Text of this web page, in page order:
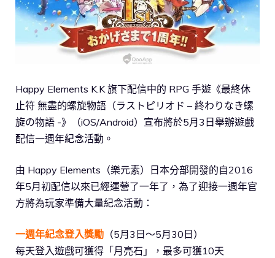
Happy Elements K.K 旗下配信中的 RPG 手遊《最終休
止符 無盡的螺旋物語（ラストピリオド – 終わりなき螺
旋の物語 -》（iOS/Android）宣布將於5月3日舉辦遊戲
配信一週年紀念活動。
由 Happy Elements（樂元素）日本分部開發的自2016
年5月初配信以來已經運營了一年了，為了迎接一週年官
方將為玩家準備大量紀念活動：
一週年紀念登入獎勵 （5月3日～5月30日）
每天登入遊戲可獲得「月亮石」，最多可獲10天